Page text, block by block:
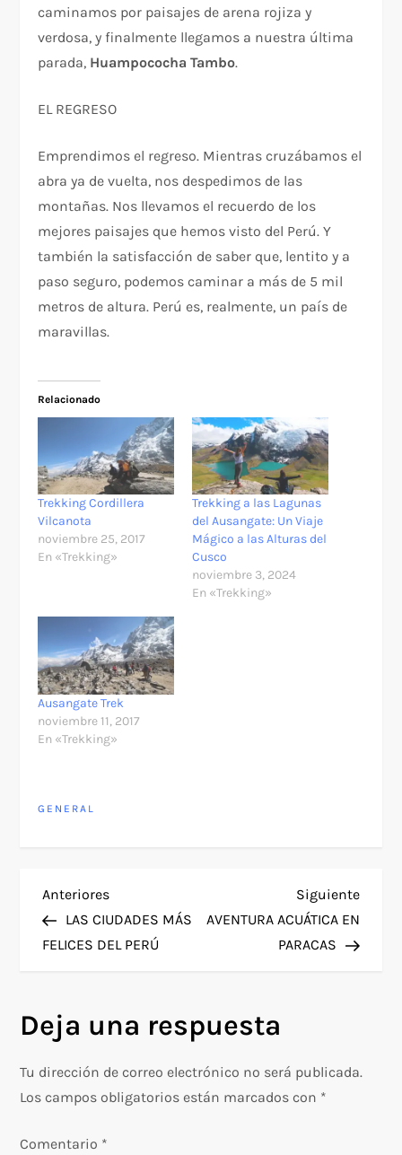
caminamos por paisajes de arena rojiza y
verdosa, y finalmente llegamos a nuestra última
parada, Huampococha Tambo.
EL REGRESO
Emprendimos el regreso. Mientras cruzábamos el
abra ya de vuelta, nos despedimos de las
montañas. Nos llevamos el recuerdo de los
mejores paisajes que hemos visto del Perú. Y
también la satisfacción de saber que, lentito y a
paso seguro, podemos caminar a más de 5 mil
metros de altura. Perú es, realmente, un país de
maravillas.
Relacionado
Trekking Cordillera
Vilcanota
noviembre 25, 2017
En «Trekking»
Trekking a las Lagunas
del Ausangate: Un Viaje
Mágico a las Alturas del
Cusco
noviembre 3, 2024
En «Trekking»
Ausangate Trek
noviembre 11, 2017
En «Trekking»
GENERAL
N
a
e
g
a
Entrada
anterior
Anteriores
LAS CIUDADES MÁS
FELICES DEL PERÚ
Siguiente
AVENTURA ACUÁTICA EN
PARACAS
Deja una respuesta
Tu dirección de correo electrónico no será publicada.
Los campos obligatorios están marcados con *
Comentario *